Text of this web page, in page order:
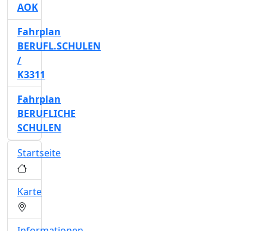
AOK
Fahrplan
BERUFL.SCHULEN
/
K3311
Fahrplan
BERUFLICHE
SCHULEN
Startseite
Karte